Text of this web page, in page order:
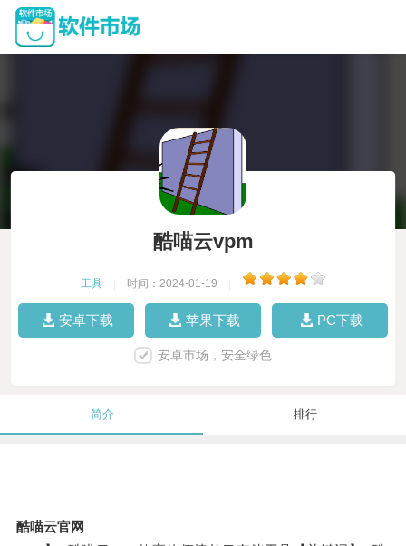
酷喵云vpm
工具 时间：2024-01-19
安卓下载 苹果下载 PC下载
安卓市场，安全绿色
简介 排行
酷喵云官网